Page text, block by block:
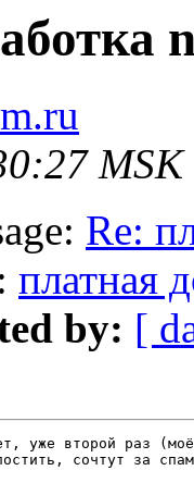
MSK
Re:
платная
by: [
уже второй раз
сочтут за